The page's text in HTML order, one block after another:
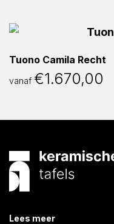
Tuono Camila Recht
vanaf €1.670,00
Lees meer